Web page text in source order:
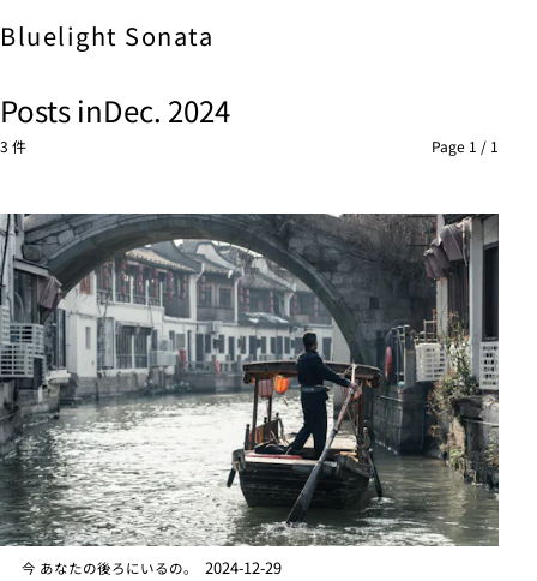
Bluelight Sonata
Posts inDec. 2024
3 件 Page 1 / 1
今 あなたの後ろにいるの。 2024-12-29